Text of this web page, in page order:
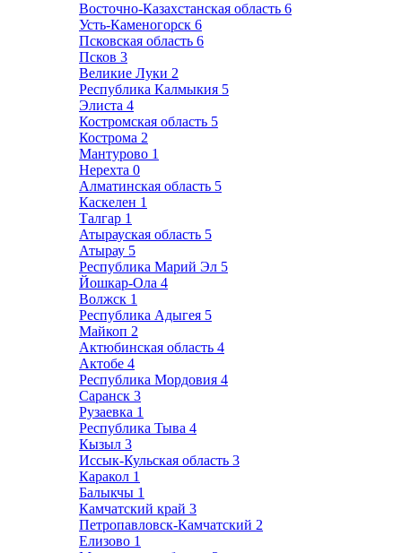
Восточно-Казахстанская область 6
Усть-Каменогорск 6
Псковская область 6
Псков 3
Великие Луки 2
Республика Калмыкия 5
Элиста 4
Костромская область 5
Кострома 2
Мантурово 1
Нерехта 0
Алматинская область 5
Каскелен 1
Талгар 1
Атырауская область 5
Атырау 5
Республика Марий Эл 5
Йошкар-Ола 4
Волжск 1
Республика Адыгея 5
Майкоп 2
Актюбинская область 4
Актобе 4
Республика Мордовия 4
Саранск 3
Рузаевка 1
Республика Тыва 4
Кызыл 3
Иссык-Кульская область 3
Каракол 1
Балыкчы 1
Камчатский край 3
Петропавловск-Камчатский 2
Елизово 1